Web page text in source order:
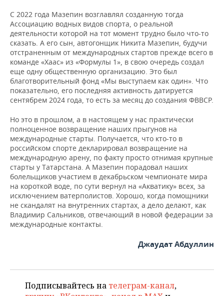
С 2022 года Мазепин возглавлял созданную тогда
Ассоциацию водных видов спорта, о реальной
деятельности которой на тот момент трудно было что-то
сказать. А его сын, автогонщик Никита Мазепин, будучи
отстраненным от международных стартов прежде всего в
команде «Хаас» из «Формулы 1», в свою очередь создал
еще одну общественную организацию. Это был
благотворительный фонд «Мы выступаем как один». Что
показательно, его последняя активность датируется
сентябрем 2024 года, то есть за месяц до создания ФВВСР.
Но это в прошлом, а в настоящем у нас практически
полноценное возвращение наших прыгунов на
международные старты. Получается, что кто-то в
российском спорте декларировал возвращение на
международную арену, по факту просто отнимая крупные
старты у Татарстана. А Мазепин порадовал наших
болельщиков участием в декабрьском чемпионате мира
на короткой воде, по сути вернул на «Акватику» всех, за
исключением ватерполистов. Хорошо, когда помощники
не скандалят на внутренних стартах, а дело делают, как
Владимир Сальников, отвечающий в новой федерации за
международные контакты.
Джаудат Абдуллин
Подписывайтесь на телеграм-канал,